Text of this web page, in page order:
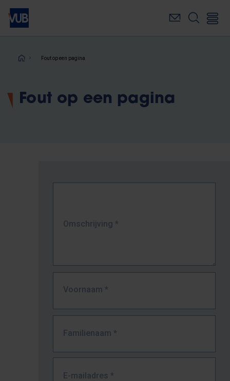
Overslaan
naar
inhoudKruimelpad
Fout op een pagina
Fout op een pagina
Omschrijving *
Voornaam *
Familienaam *
E-mailadres *